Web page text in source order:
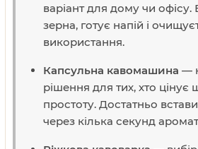
варіант для дому чи
зерна, готує напій і
використання.
Капсульна кавомашина —
рішення для тих, хто цінує
простоту. Достатньо
через кілька секунд